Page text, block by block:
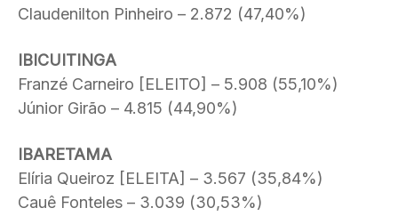
Claudenilton Pinheiro – 2.872 (47,40%)
IBICUITINGA
Franzé Carneiro [ELEITO] – 5.908 (55,10%)
Júnior Girão – 4.815 (44,90%)
IBARETAMA
Elíria Queiroz [ELEITA] – 3.567 (35,84%)
Cauê Fonteles – 3.039 (30,53%)